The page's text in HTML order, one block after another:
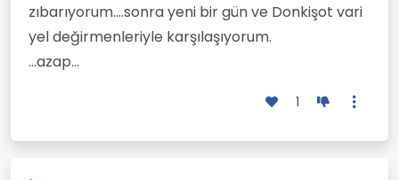
zıbarıyorum....sonra yeni bir gün ve Donkişot vari
yel değirmenleriyle karşılaşıyorum.
...azap...
1